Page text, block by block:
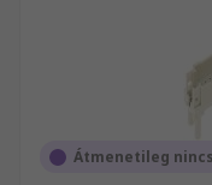
Átmenetileg